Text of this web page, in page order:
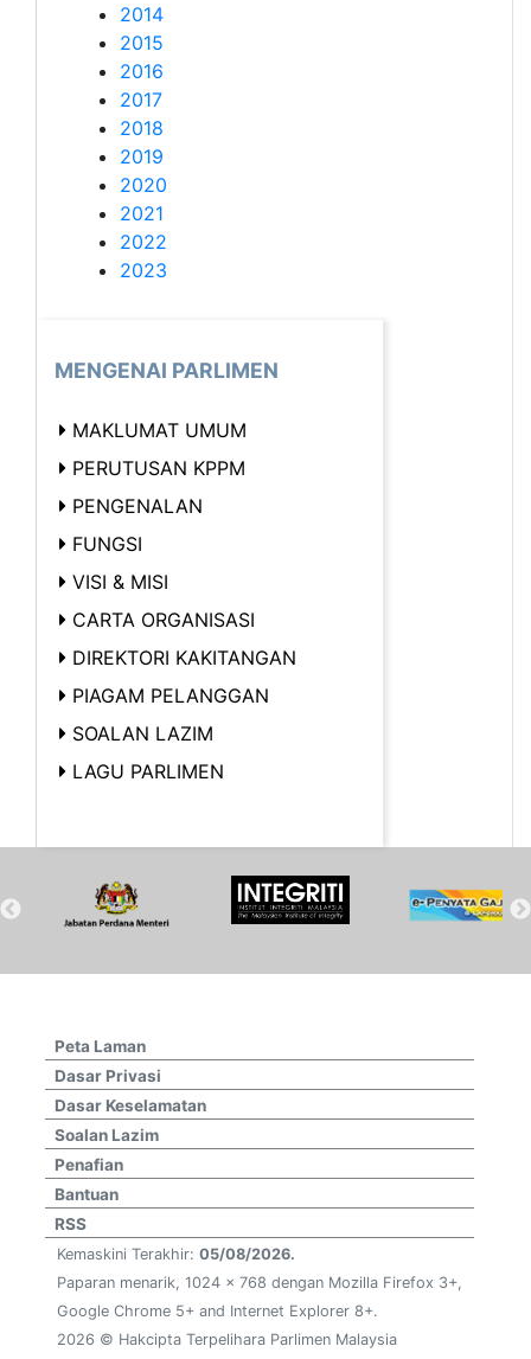
2014
2015
2016
2017
2018
2019
2020
2021
2022
2023
MENGENAI PARLIMEN
MAKLUMAT UMUM
PERUTUSAN KPPM
PENGENALAN
FUNGSI
VISI & MISI
CARTA ORGANISASI
DIREKTORI KAKITANGAN
PIAGAM PELANGGAN
SOALAN LAZIM
LAGU PARLIMEN
Peta Laman
Dasar Privasi
Dasar Keselamatan
Soalan Lazim
Penafian
Bantuan
RSS
Kemaskini Terakhir: 05/08/2026.
Paparan menarik, 1024 x 768 dengan Mozilla Firefox 3+,
Google Chrome 5+ and Internet Explorer 8+.
2026 © Hakcipta Terpelihara Parlimen Malaysia